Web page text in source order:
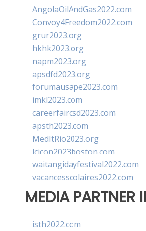
AngolaOilAndGas2022.com
Convoy4Freedom2022.com
grur2023.org
hkhk2023.org
napm2023.org
apsdfd2023.org
forumausape2023.com
imkl2023.com
careerfaircsd2023.com
apsth2023.com
MedItRio2023.org
lcicon2023boston.com
waitangidayfestival2022.com
vacancesscolaires2022.com
MEDIA PARTNER II
isth2022.com